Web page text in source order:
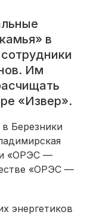
в
Им
«Извер».
Березники
и «ОРЭС —
«ОРЭС —
энергетиков